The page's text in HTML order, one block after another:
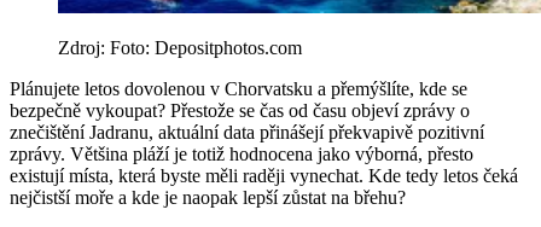
Zdroj: Foto: Depositphotos.com
Plánujete letos dovolenou v Chorvatsku a přemýšlíte, kde se
bezpečně vykoupat? Přestože se čas od času objeví zprávy o
znečištění Jadranu, aktuální data přinášejí překvapivě pozitivní
zprávy. Většina pláží je totiž hodnocena jako výborná, přesto
existují místa, která byste měli raději vynechat. Kde tedy letos čeká
nejčistší moře a kde je naopak lepší zůstat na břehu?